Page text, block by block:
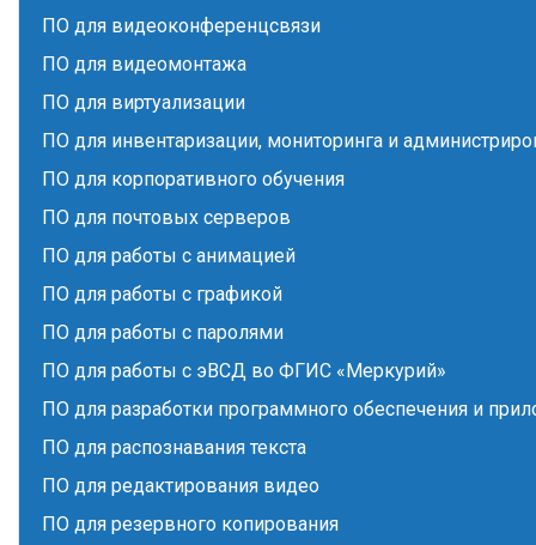
ПО для видеоконференцсвязи
ПО для видеомонтажа
ПО для виртуализации
ПО для инвентаризации, мониторинга и
ПО для корпоративного обучения
ПО для почтовых серверов
ПО для работы с анимацией
ПО для работы с графикой
ПО для работы с паролями
ПО для работы с эВСД во ФГИС «Меркурий»
ПО для разработки программного обеспечения и
ПО для распознавания текста
ПО для редактирования видео
ПО для резервного копирования